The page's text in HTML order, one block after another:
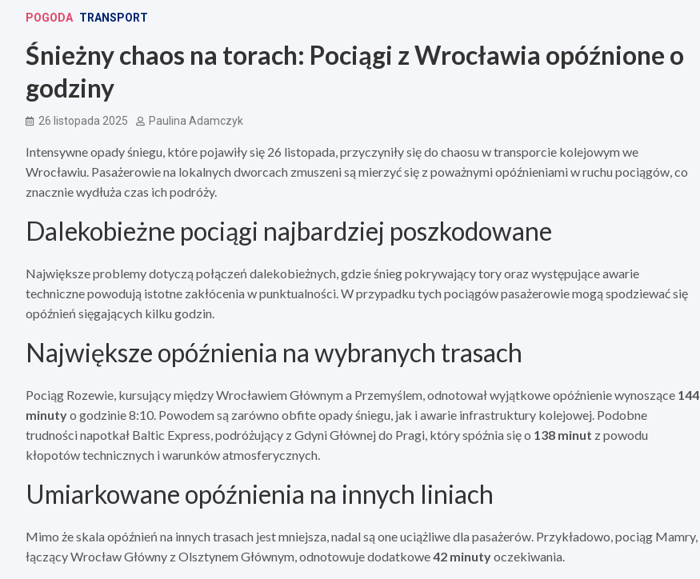
POGODA TRANSPORT
Śnieżny chaos na torach: Pociągi z Wrocławia opóźnione o
godziny
26 listopada 2025 Paulina Adamczyk
Intensywne opady śniegu, które pojawiły się 26 listopada, przyczyniły się do chaosu w transporcie kolejowym we
Wrocławiu. Pasażerowie na lokalnych dworcach zmuszeni są mierzyć się z poważnymi opóźnieniami w ruchu pociągów, co
znacznie wydłuża czas ich podróży.
Dalekobieżne pociągi najbardziej poszkodowane
Największe problemy dotyczą połączeń dalekobieżnych, gdzie śnieg pokrywający tory oraz występujące awarie
techniczne powodują istotne zakłócenia w punktualności. W przypadku tych pociągów pasażerowie mogą spodziewać się
opóźnień sięgających kilku godzin.
Największe opóźnienia na wybranych trasach
Pociąg Rozewie, kursujący między Wrocławiem Głównym a Przemyślem, odnotował wyjątkowe opóźnienie wynoszące 144
minutyo godzinie 8:10. Powodem są zarówno obfite opady śniegu, jak i awarie infrastruktury kolejowej. Podobne
trudności napotkał Baltic Express, podróżujący z Gdyni Głównej do Pragi, który spóźnia się o 138 minut z powodu
kłopotów technicznych i warunków atmosferycznych.
Umiarkowane opóźnienia na innych liniach
Mimo że skala opóźnień na innych trasach jest mniejsza, nadal są one uciążliwe dla pasażerów. Przykładowo, pociąg Mamry,
łączący Wrocław Główny z Olsztynem Głównym, odnotowuje dodatkowe42 minutyoczekiwania.